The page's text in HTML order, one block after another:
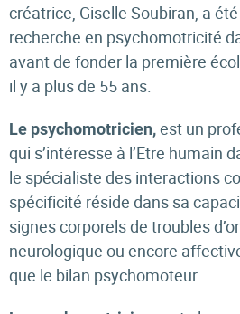
créatrice, Giselle Soubiran, a
recherche en psychomotricité
avant de fonder la première
il y a plus de 55 ans.
Le psychomotricien,est un
qui s’intéresse à l’Etre humain
le spécialiste des interactions
spécificité réside dans sa
signes corporels de troubles
neurologique ou encore
que le bilan psychomoteur.